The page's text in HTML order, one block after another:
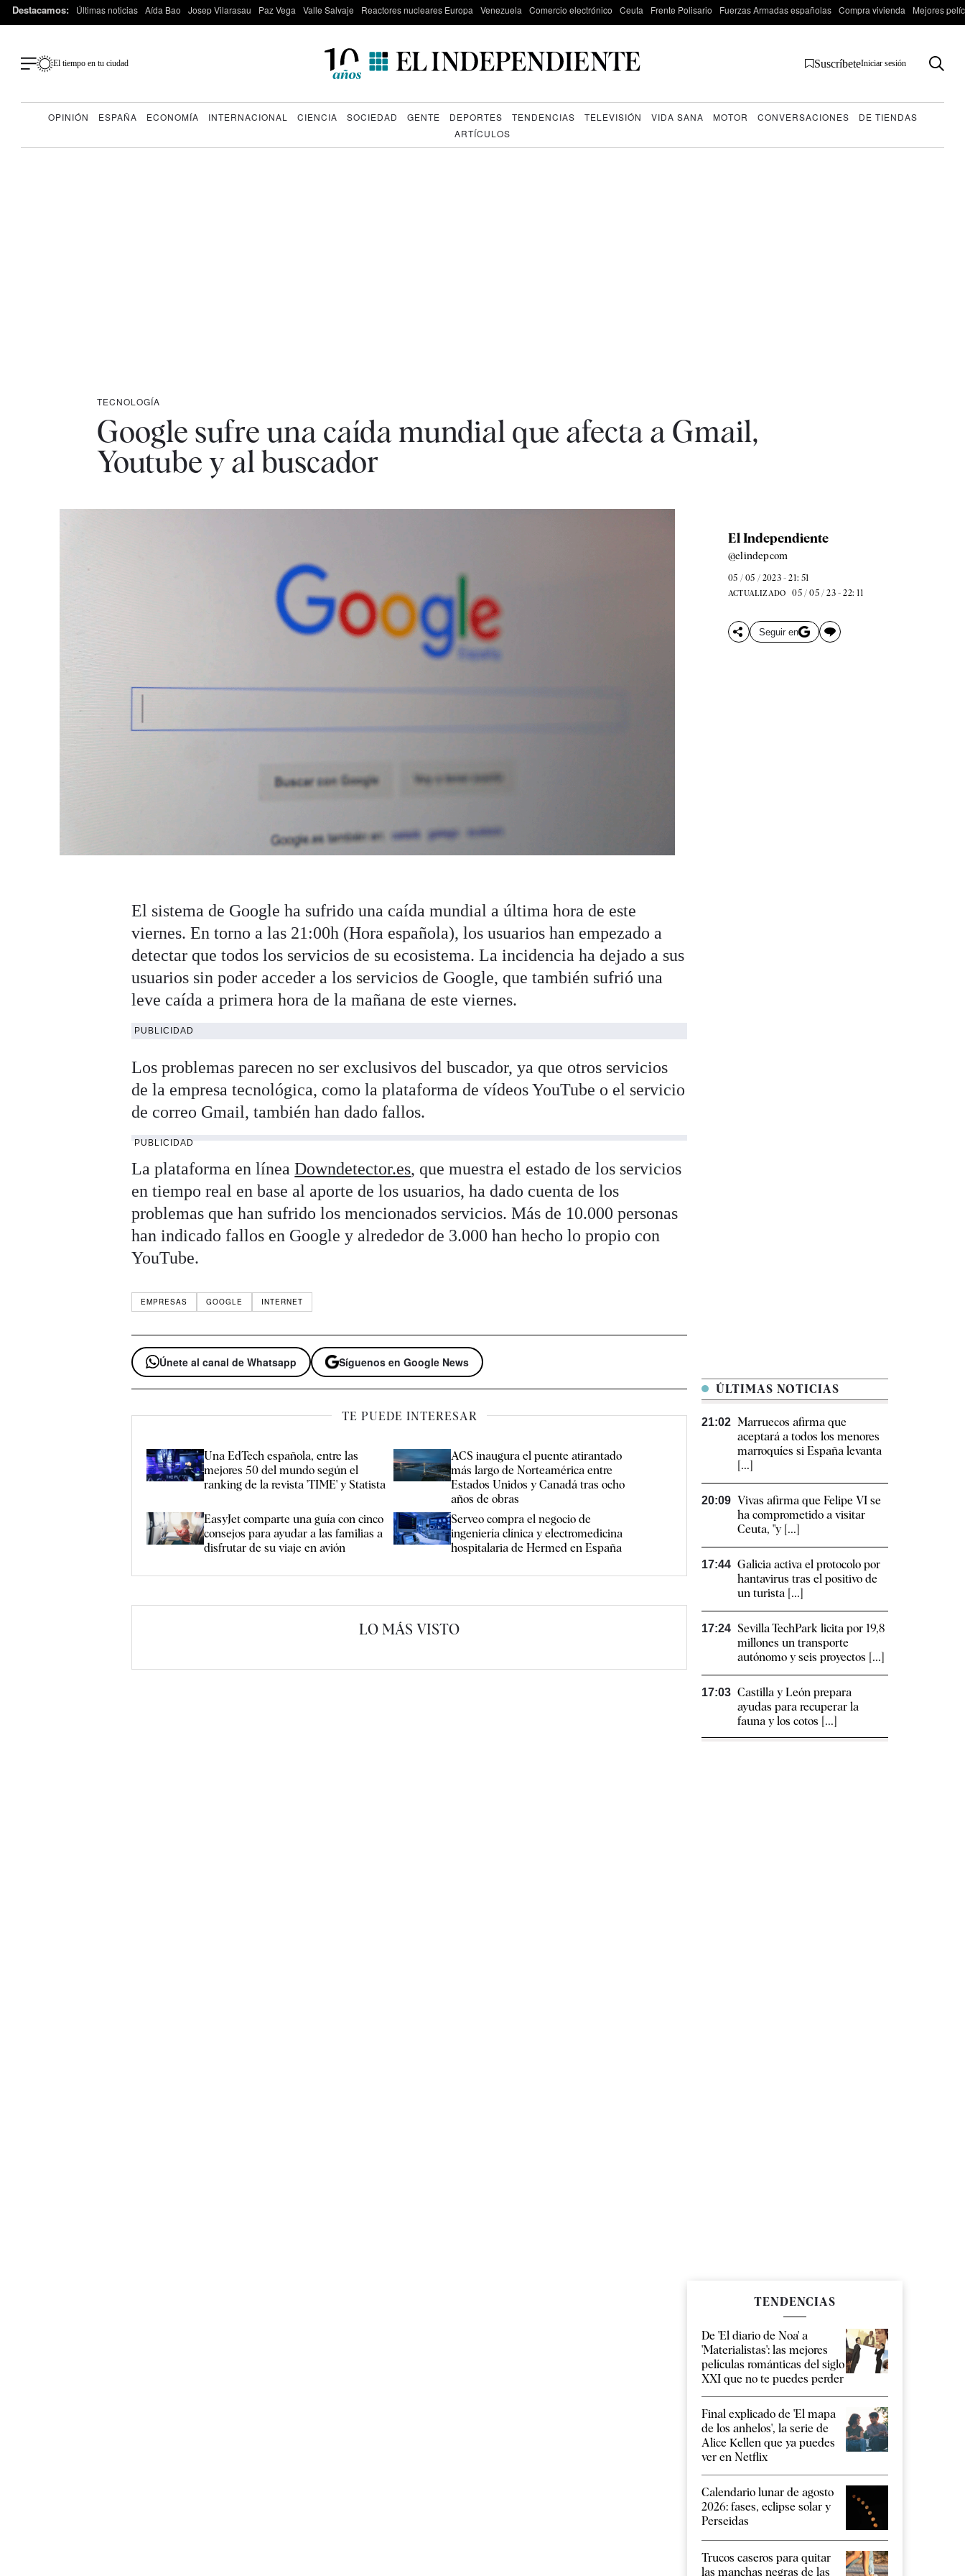
Destacamos: Últimas noticias Aída Bao Josep Vilarasau Paz Vega Valle Salvaje Reactores nucleares Europa Venezuela Comercio electrónico Ceuta Frente Polisario Fuerzas Armadas españolas Compra vivienda Mejores
El tiempo en tu ciudad SuscríbeteIniciar sesión
OPINIÓN ESPAÑA ECONOMÍA INTERNACIONAL CIENCIA SOCIEDAD GENTE DEPORTES TENDENCIAS TELEVISIÓN VIDA SANA MOTOR CONVERSACIONES
DE TIENDAS
ARTÍCULOS
TECNOLOGÍA
Google sufre una caída mundial que afecta a Gmail,
Youtube y al buscador
El Independiente
@elindepcom
05 / 05 / 2023 - 21: 51
ACTUALIZADO 05 / 05 / 23 - 22: 11
Seguir en
El sistema de Google ha sufrido una caída mundial a última hora de este
viernes. En torno a las 21:00h (Hora española), los usuarios han empezado a
detectar que todos los servicios de su ecosistema. La incidencia ha dejado a sus
usuarios sin poder acceder a los servicios de Google, que también sufrió una
leve caída a primera hora de la mañana de este viernes.
PUBLICIDAD
Los problemas parecen no ser exclusivos del buscador, ya que otros servicios
de la empresa tecnológica, como la plataforma de vídeos YouTube o el servicio
de correo Gmail, también han dado fallos.
PUBLICIDAD
La plataforma en líneaDowndetector.es, que muestra el estado de los servicios
en tiempo real en base al aporte de los usuarios, ha dado cuenta de los
problemas que han sufrido los mencionados servicios. Más de 10.000 personas
han indicado fallos en Google y alrededor de 3.000 han hecho lo propio con
YouTube.
EMPRESAS GOOGLE INTERNET
Únete al canal de Whatsapp Síguenos en Google News
TE PUEDE INTERESAR
Una EdTech española, entre las
mejores 50 del mundo según el
ranking de la revista 'TIME' y Statista
ACS inaugura el puente atirantado
más largo de Norteamérica entre
Estados Unidos y Canadá tras ocho
años de obras
EasyJet comparte una guía con cinco
consejos para ayudar a las familias a
disfrutar de su viaje en avión
Serveo compra el negocio de
ingeniería clínica y electromedicina
hospitalaria de Hermed en España
LO MÁS VISTO
ÚLTIMAS NOTICIAS
21:02 Marruecos afirma que
aceptará a todos los menores
marroquíes si España levanta
[...]
20:09 Vivas afirma que Felipe VI se
ha comprometido a visitar
Ceuta, "y [...]
17:44 Galicia activa el protocolo por
hantavirus tras el positivo de
un turista [...]
17:24 Sevilla TechPark licita por 19,8
millones un transporte
autónomo y seis proyectos [...]
17:03 Castilla y León prepara
ayudas para recuperar la
fauna y los cotos [...]
TENDENCIAS
De 'El diario de Noa' a
'Materialistas': las mejores
películas románticas del siglo
XXI que no te puedes perder
Final explicado de 'El mapa
de los anhelos', la serie de
Alice Kellen que ya puedes
ver en Netflix
Calendario lunar de agosto
2026: fases, eclipse solar y
Perseidas
Trucos caseros para quitar
las manchas negras de las